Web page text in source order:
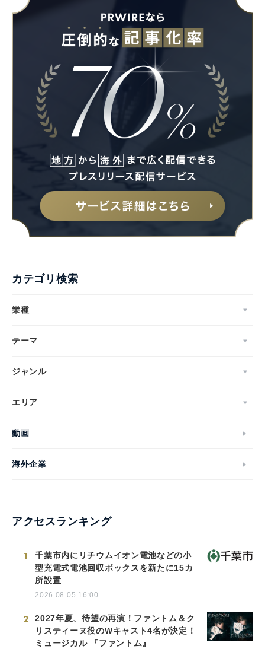
カテゴリ検索
業種
テーマ
ジャンル
エリア
動画
海外企業
アクセスランキング
1
千葉市内にリチウムイオン電池などの小
型充電式電池回収ボックスを新たに15カ
所設置
2026.08.05 16:00
2
2027年夏、待望の再演！ファントム＆ク
リスティーヌ役のWキャスト4名が決定！
ミュージカル 『ファントム』
Japanese